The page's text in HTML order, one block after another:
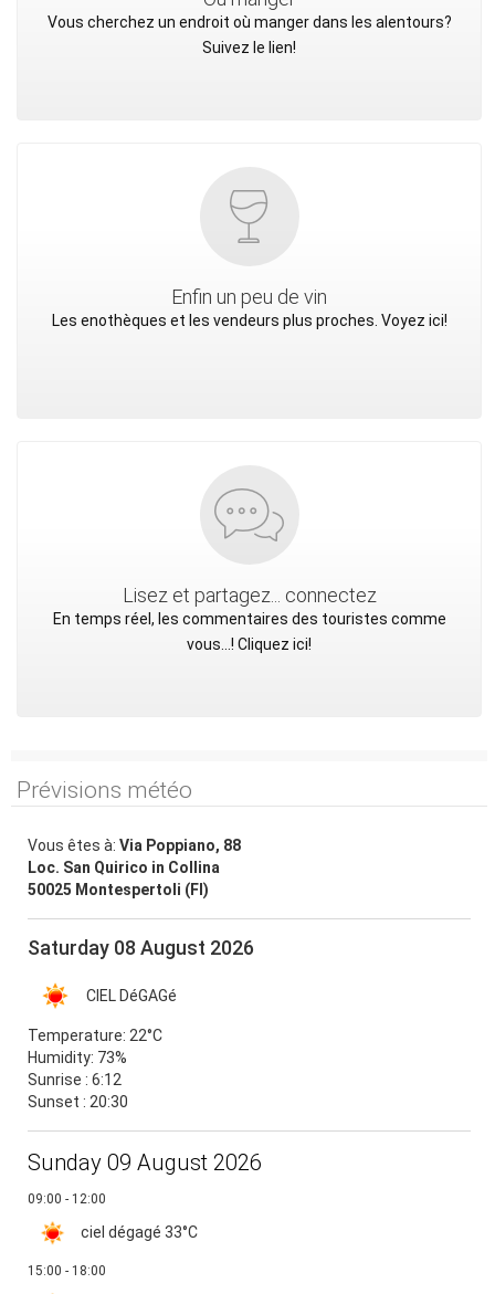
Vous cherchez un endroit où manger dans les alentours?
Suivez le lien!
Enfin un peu de vin
Les enothèques et les vendeurs plus proches. Voyez ici!
Lisez et partagez... connectez
En temps réel, les commentaires des touristes comme
vous...! Cliquez ici!
Prévisions météo
Vous êtes à: Via Poppiano, 88
Loc. San Quirico in Collina
50025 Montespertoli (FI)
Saturday 08 August 2026
CIEL DéGAGé
Temperature: 22°C
Humidity: 73%
Sunrise : 6:12
Sunset : 20:30
Sunday 09 August 2026
09:00 - 12:00
ciel dégagé 33°C
15:00 - 18:00